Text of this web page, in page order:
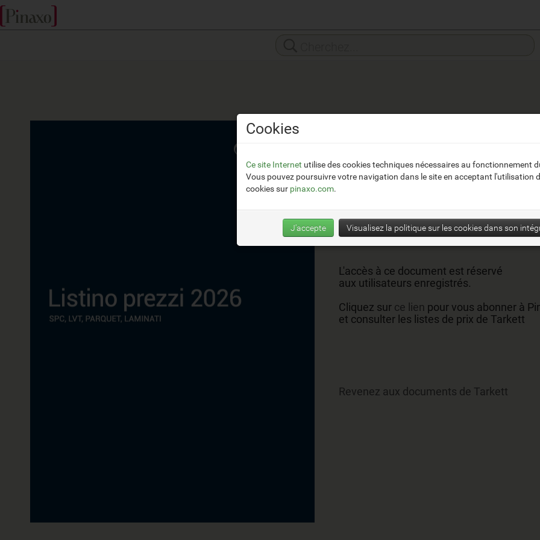
Liste des prix Tarkett 2026
2.5 MB
L'accès à ce document est réservé
aux utilisateurs enregistrés.
Cliquez sur ce lien pour vous abonner à
et consulter les listes de prix de Tarkett
Revenez aux documents de Tarkett
Cookies
Ce site Internet utilise des cookies techniques nécessaires au fonctionnement
Vous pouvez poursuivre votre navigation dans le site en acceptant l'utilisation
cookies sur pinaxo.com.
J'accepte Visualisez la politique sur les cookies dans son